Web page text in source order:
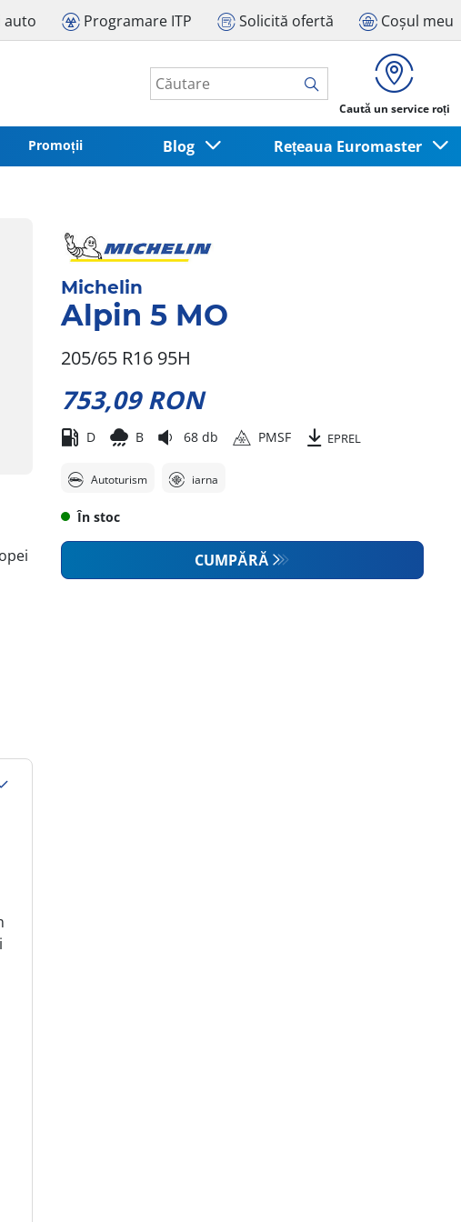
auto Programare ITP Solicită ofertă Coșul meu
Caută un service roți
Promoții Blog Rețeaua Euromaster
Michelin
Alpin 5 MO
205/65 R16 95H
753,09 RON
D B 68 db PMSF EPREL
Autoturism iarna
În stoc
CUMPĂRĂ